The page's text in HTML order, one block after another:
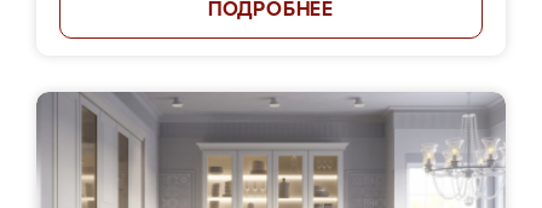
ПОДРОБНЕЕ